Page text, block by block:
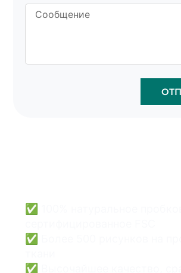
✅ 100% натуральное
✅ Более 500 рисунков на
✅ Высочайшее качество,